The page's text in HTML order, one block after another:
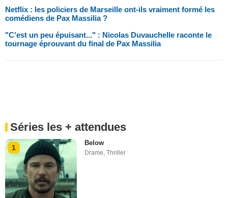
Netflix : les policiers de Marseille ont-ils vraiment formé les
comédiens de Pax Massilia ?
"C’est un peu épuisant..." : Nicolas Duvauchelle raconte le
tournage éprouvant du final de Pax Massilia
Séries les + attendues
1
Below
Drame ,Thriller